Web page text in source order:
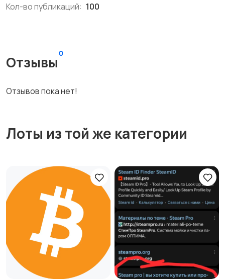
Кол-во публикаций: 100
Отзывы
0
Отзывов пока нет!
Лоты из той же категории